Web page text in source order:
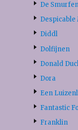
De
Despicable
Diddl
Dolfijnen
Donald
Dora
Een
Fantastic
Franklin